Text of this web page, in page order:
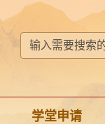
学堂申请